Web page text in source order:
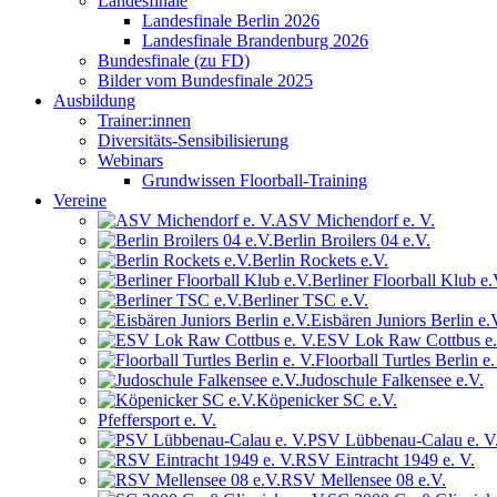
Landesfinale Berlin 2026
Landesfinale Brandenburg 2026
Bundesfinale (zu FD)
Bilder vom Bundesfinale 2025
Ausbildung
Trainer:innen
Diversitäts-Sensibilisierung
Webinars
Grundwissen Floorball-Training
Vereine
ASV Michendorf e. V.
Berlin Broilers 04 e.V.
Berlin Rockets e.V.
Berliner Floorball Klub
Berliner TSC e.V.
Eisbären Juniors Berlin
ESV Lok Raw Cottbus
Floorball Turtles Berlin
Judoschule Falkensee e.V.
Köpenicker SC e.V.
Pfeffersport e. V.
PSV Lübbenau-Calau e. V.
RSV Eintracht 1949 e. V.
RSV Mellensee 08 e.V.